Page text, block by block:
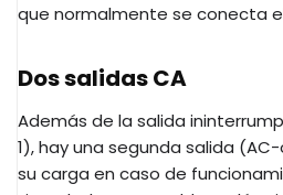
que normalmente se conecta
Dos salidas CA
Además de la salida
1), hay una segunda salida
su carga en caso de